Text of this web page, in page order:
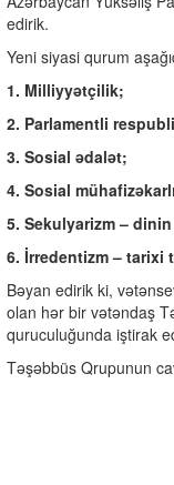
edirik.
Yeni siyasi qurum
1. Milliyyətçilik;
2. Parlamentli
3. Sosial ədalət;
4. Sosial
5. Sekulyarizm –
6. İrredentizm – tarixi
Bəyan edirik ki,
olan hər bir vətəndaş
quruculuğunda iştirak
Təşəbbüs Qrupunun